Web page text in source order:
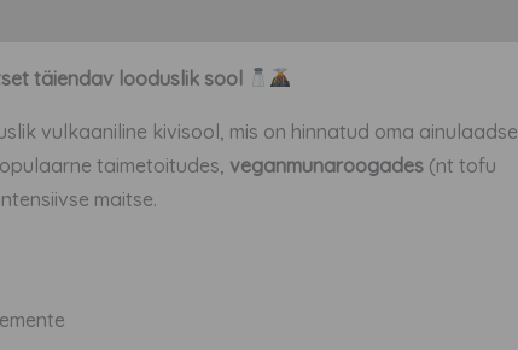
täiendav looduslik sool
vulkaaniline kivisool, mis on hinnatud oma ainulaadse
taimetoitudes, veganmunaroogades(nt tofu
maitse.